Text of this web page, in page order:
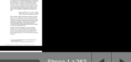
są pliki cookie, bądź
Aby poznać szczegóły zapoznaj
.